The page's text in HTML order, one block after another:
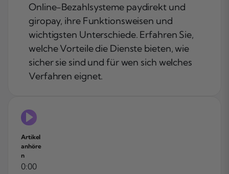
Online-Bezahlsysteme paydirekt und
giropay, ihre Funktionsweisen und
wichtigsten Unterschiede. Erfahren Sie,
welche Vorteile die Dienste bieten, wie
sicher sie sind und für wen sich welches
Verfahren eignet.
Artikel
anhöre
n
0:00